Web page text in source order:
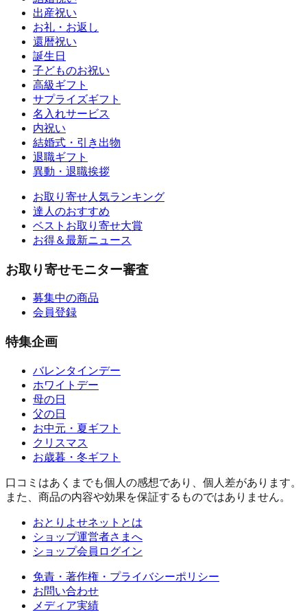
出産祝い
お礼・お返し
還暦祝い
誕生日
子どものお祝い
高級ギフト
サプライズギフト
名入れサービス
内祝い
結婚式・引き出物
退職ギフト
異動・退職挨拶
お取り寄せ人気ランキング
達人のおすすめ
ベストお取り寄せ大賞
お得＆最新ニュース
お取り寄せモニター審査
募集中の商品
会員登録
特集企画
バレンタインデー
ホワイトデー
母の日
父の日
お中元・夏ギフト
クリスマス
お歳暮・冬ギフト
口コミはあくまでも個人の感想であり、個人差があります。
また、商品の内容や効果を保証するものではありません。
おとりよせネットとは
ショップ運営者さまへ
ショップ会員ログイン
免責・著作権・プライバシーポリシー
お問い合わせ
メディア実績